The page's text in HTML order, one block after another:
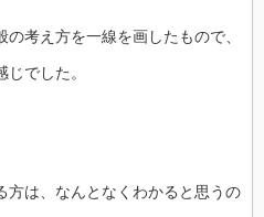
考え方を一線を画したもので、
じでした。
方は、なんとなくわかると思うの